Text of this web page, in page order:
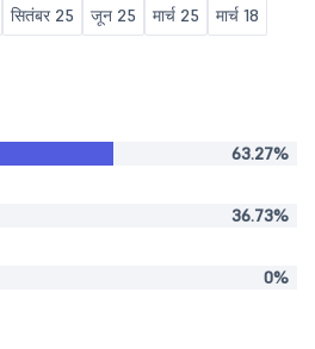
सितंबर 25 जून 25 मार्च 25
मार्च 18
63.27%
36.73%
0%